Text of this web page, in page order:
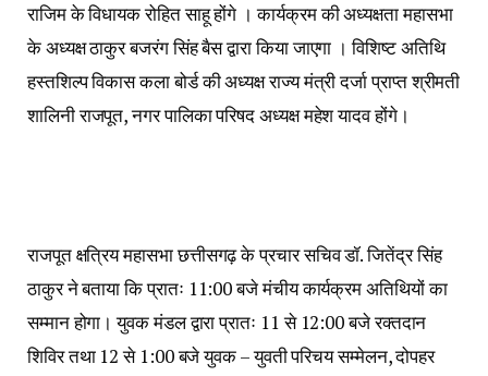
राजिम के विधायक रोहित साहू होंगे । कार्यक्रम की अध्यक्षता महासभा
के अध्यक्ष ठाकुर बजरंग सिंह बैस द्वारा किया जाएगा । विशिष्ट अतिथि
हस्तशिल्प विकास कला बोर्ड की अध्यक्ष राज्य मंत्री दर्जा प्राप्त श्रीमती
शालिनी राजपूत, नगर पालिका परिषद अध्यक्ष महेश यादव होंगे।
राजपूत क्षत्रिय महासभा छत्तीसगढ़ के प्रचार सचिव डॉ. जितेंद्र सिंह
ठाकुर ने बताया कि प्रातः 11:00 बजे मंचीय कार्यक्रम अतिथियों का
सम्मान होगा। युवक मंडल द्वारा प्रातः 11 से 12:00 बजे रक्तदान
शिविर तथा 12 से 1:00 बजे युवक – युवती परिचय सम्मेलन, दोपहर